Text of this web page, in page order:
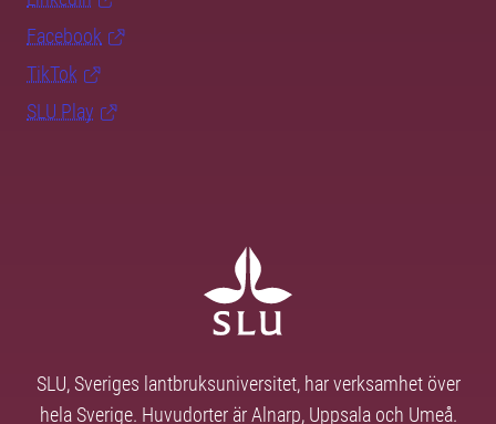
Facebook
TikTok
SLU Play
SLU, Sveriges lantbruksuniversitet, har verksamhet över
hela Sverige. Huvudorter är Alnarp, Uppsala och Umeå.